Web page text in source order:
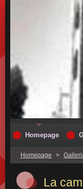
Homepage >
La
Homepage